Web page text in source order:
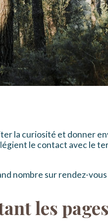
la curiosité et donner
le contact avec le
nombre sur rendez-
les